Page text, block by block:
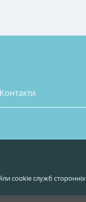
контакти
cookie служб сторонніх